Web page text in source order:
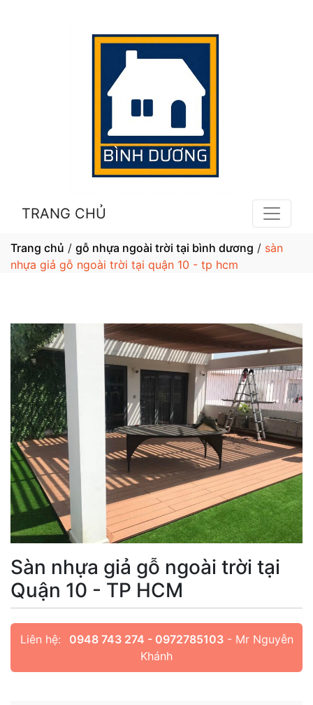
TRANG CHỦ
Trang chủ / gỗ nhựa ngoài trời tại bình dương / sàn
nhựa giả gỗ ngoài trời tại quận 10 - tp hcm
Sàn nhựa giả gỗ ngoài trời tại
Quận 10 - TP HCM
Liên hệ: 0948 743 274 - 0972785103- Mr Nguyễn
Khánh